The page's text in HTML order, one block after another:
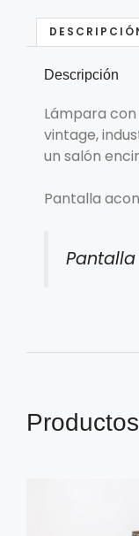
Descripción
Lámpara
vintage,
un salón
Pantalla